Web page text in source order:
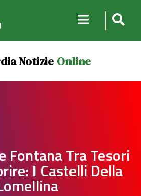
Notizie Online
Fontana Tra Tesori
I Castelli Della